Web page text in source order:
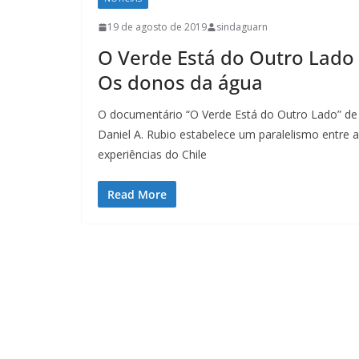
19 de agosto de 2019 sindaguarn
O Verde Está do Outro Lado
Os donos da água
O documentário “O Verde Está do Outro Lado” de
Daniel A. Rubio estabelece um paralelismo entre
experiências do Chile
Read More